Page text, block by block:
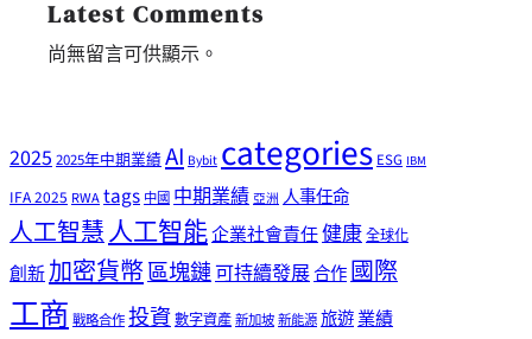
Latest Comments
尚無留言可供顯示。
20252025年中期業績AI Bybitcategories ESG IBM
IFA 2025 RWAtags 中國 中期業績 亞洲 人事任命
人工智慧人工智能企業社會責任健康全球化
創新加密貨幣區塊鏈可持續發展合作國際
工商 戰略合作投資數字資產新加坡新能源旅遊業績